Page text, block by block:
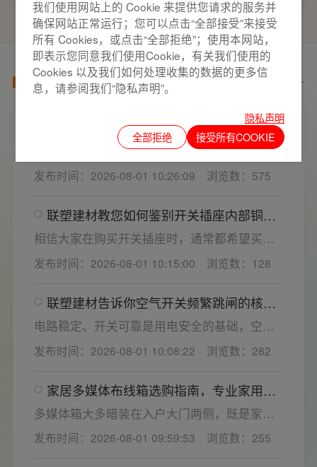
产品百科
家用开关电气套装选购要点，开关插座“七
开关插座作为家装电气系统的核心配件，直接
决定居家用电的安全性与实用性，选材好坏影
响着长期居住体验。想要一站式搞定全屋电气
关键。联塑建材总结专业选购“七看”技巧，帮大
家精准避坑，挑选安全耐用的开关插座产品。
发布时间：2026-08-01 10:26:09 浏览数：575
联塑建材教您如何鉴别开关插座内部铜片
质量
相信大家在购买开关插座时，通常都希望买到
一款寿命长，质量好的产品，那么对于开关插
座而言，其里面的铜片好坏就直接决定了它的
越长越好(因为铜片长度决定了插座距离的大
小，插孔间距越宽二三插同时插入越方便)。
发布时间：2026-08-01 10:15:00 浏览数：128
联塑建材告诉你空气开关频繁跳闸的核心
原因与技术对策
电路稳定、开关可靠是用电安全的基础，空开
频繁跳闸大多源于电压波动、配件适配性不足
或防护结构设计缺陷。联塑建材依托成熟的电
电气套装产品，结构设计科学、稳压防护性能
优异，可有效应对电压瞬变、电网波动等场
发布时间：2026-08-01 10:08:22 浏览数：282
家居多媒体布线箱选购指南，专业家用开
关电气套装厂家为您详解
多媒体箱大多暗装在入户大门两侧，既是家居
弱电线路的集中收纳载体，也会影响墙面整体
装修美观度，外观颜值、内部空间、模块化功
发布时间：2026-08-01 09:59:53 浏览数：255
我们使用网站上的 Cookie 来提供您请求的服务并
确保网站正常运行；您可以点击“全部接受”来接受
所有 Cookies，或点击“全部拒绝”；使用本网站，
即表示您同意我们使用Cookie，有关我们使用的
Cookies 以及我们如何处理收集的数据的更多信
息，请参阅我们“隐私声明”。
隐私声明
全部拒绝
接受所有COOKIE